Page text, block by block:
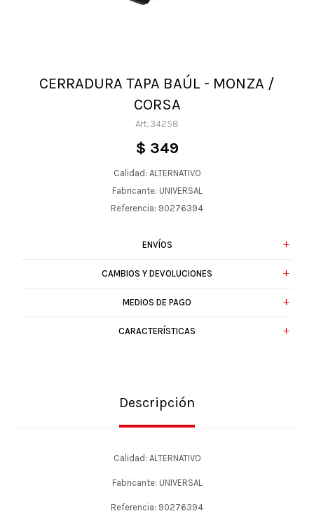
CERRADURA TAPA BAÚL - MONZA /
CORSA
34258
$ 349
Calidad: ALTERNATIVO
Fabricante: UNIVERSAL
Referencia: 90276394
ENVÍOS
CAMBIOS Y DEVOLUCIONES
MEDIOS DE PAGO
CARACTERÍSTICAS
Descripción
Calidad: ALTERNATIVO
Fabricante: UNIVERSAL
Referencia: 90276394